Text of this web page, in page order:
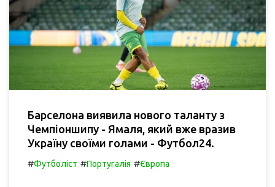
Барселона виявила нового таланту з
Чемпіоншипу - Ямаля, який вже вразив
Україну своїми голами - Футбол24.
#Футболіст #Португалія #Європа